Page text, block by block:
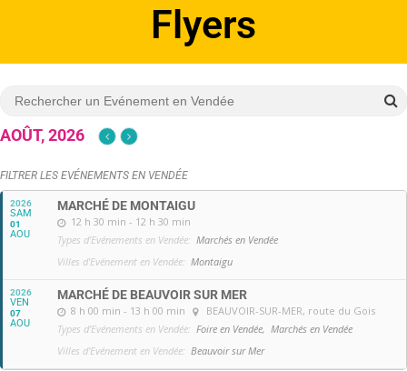
Affiches
AOÛT, 2026
FILTRER LES EVÉNEMENTS EN VENDÉE
2026
SAM
01
AOU
MARCHÉ DE MONTAIGU
12 h 30 min - 12 h 30 min
Types d'Evénements en Vendée: Marchés en Vendée
Villes d'Evénement en Vendée: Montaigu
2026
VEN
07
AOU
MARCHÉ DE BEAUVOIR SUR MER
8 h 00 min - 13 h 00 min BEAUVOIR-SUR-MER, route du Gois
Types d'Evénements en Vendée: Foire en Vendée, Marchés en Vendée
Villes d'Evénement en Vendée: Beauvoir sur Mer